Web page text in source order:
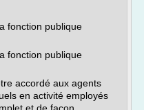
fonction publique
fonction publique
accordé aux agents
en activité employés